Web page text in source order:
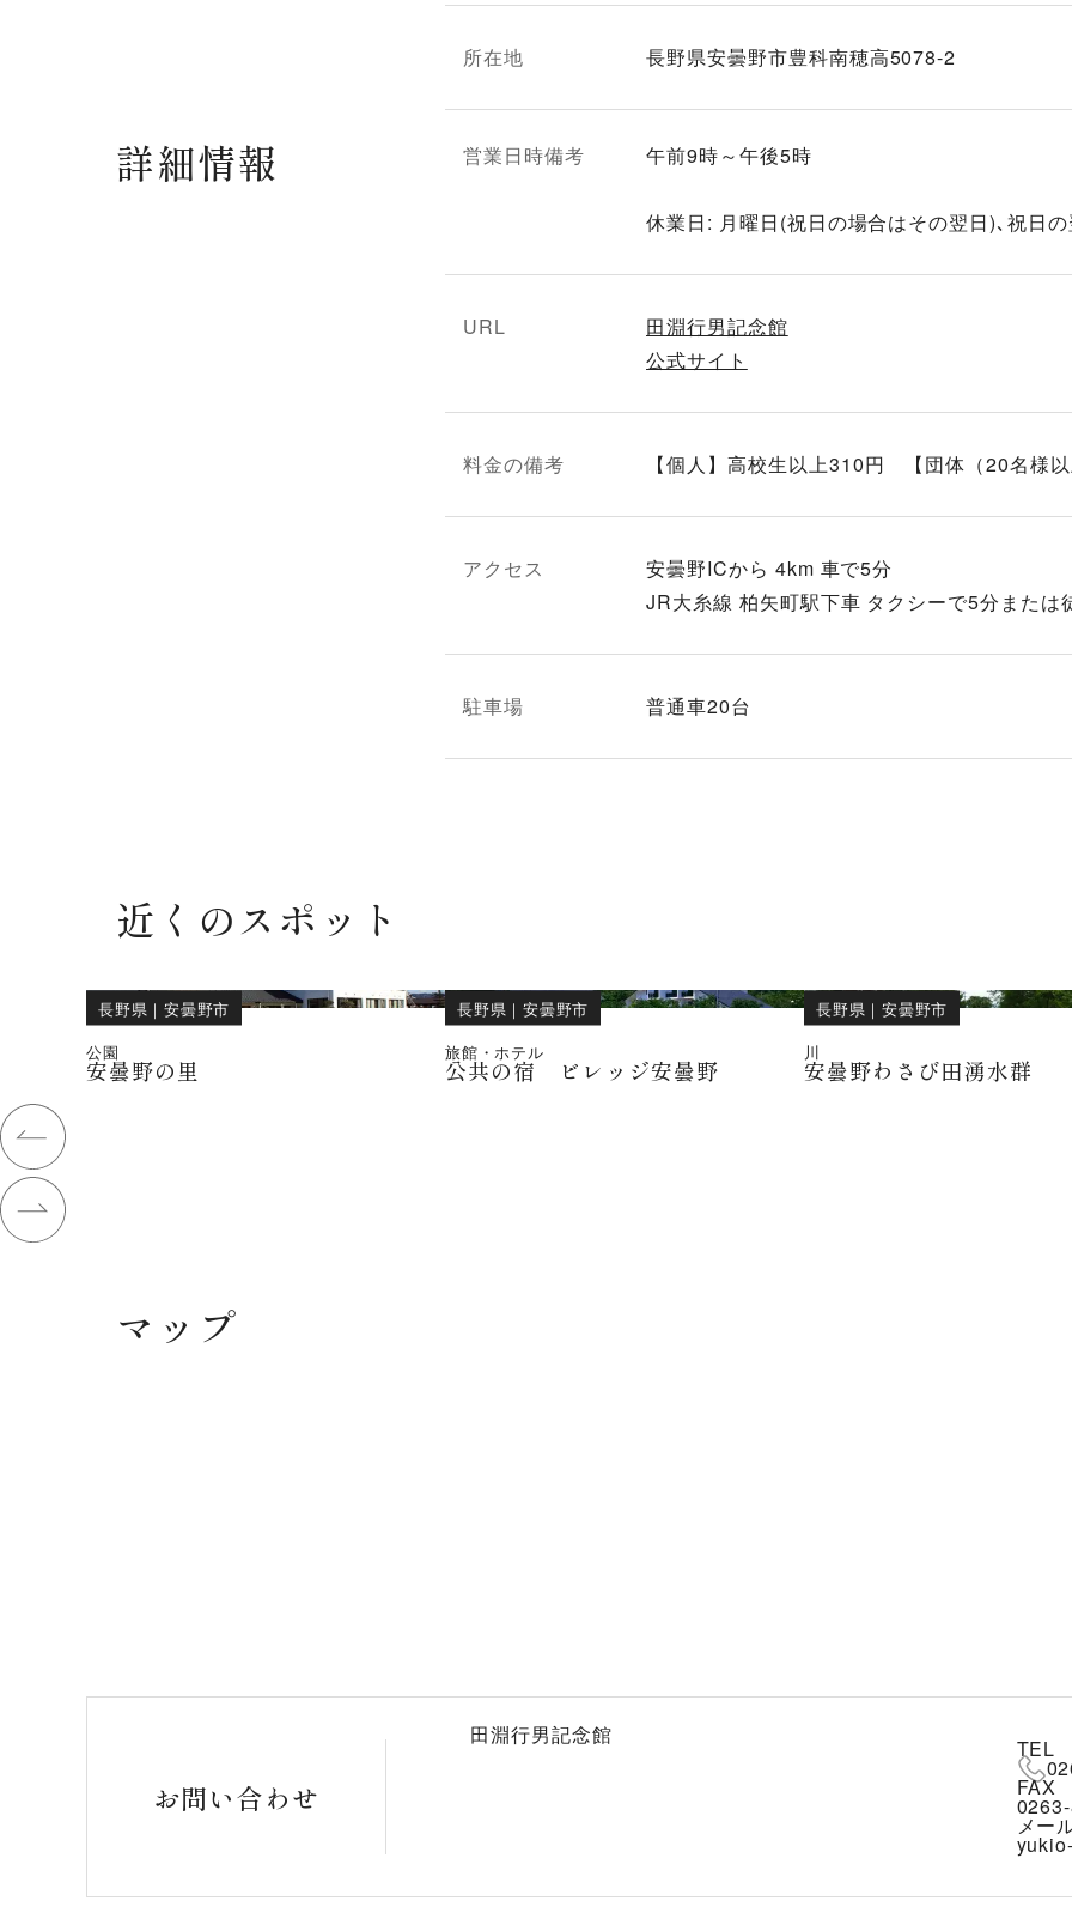
所在地 長野県安曇野市豊科南穂高5078-2
詳細情報 営業日時備考 午前9時～午後5時
休業日: 月曜日(祝日の場合はその翌日)､祝日
URL
田淵行男記念館
公式サイト
料金の備考 【個人】高校生以上310円 【団体（20名様
アクセス
安曇野ICから 4km 車で5分
JR大糸線 柏矢町駅下車 タクシーで5分または
駐車場 普通車20台
近くのスポット
長野県 ｜安曇野市
公園
安曇野の里
長野県 ｜安曇野市
旅館・ホテル
公共の宿 ビレッジ安曇野
長野県 ｜安曇野市
川
安曇野わさび田湧水群
マップ
お問い合わせ
田淵行男記念館
TEL
FAX
メー